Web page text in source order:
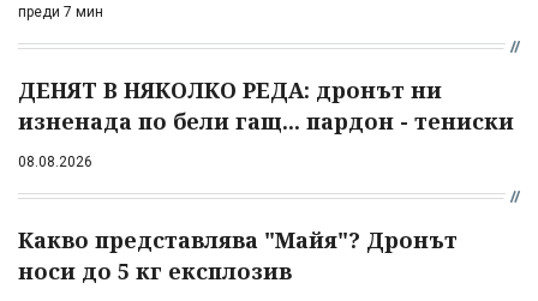
преди 7 мин
ДЕНЯТ В НЯКОЛКО РЕДА: дронът ни
изненада по бели гащ... пардон - тениски
08.08.2026
Какво представлява "Майя"? Дронът
носи до 5 кг експлозив